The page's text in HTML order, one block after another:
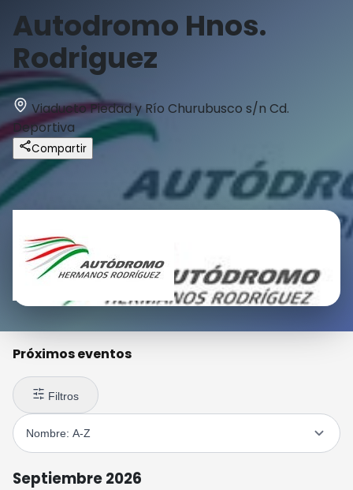
Autodromo Hnos.
Rodriguez
Viaducto Piedad y Río Churubusco s/n Cd.
Deportiva
Compartir
Próximos eventos
Filtros
Septiembre 2026